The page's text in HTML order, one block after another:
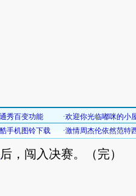
后，闯入决赛。（完）